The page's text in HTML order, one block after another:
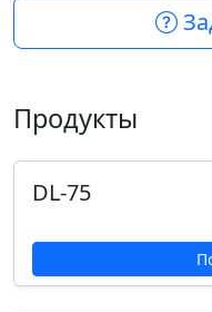
Продукты
DL-75